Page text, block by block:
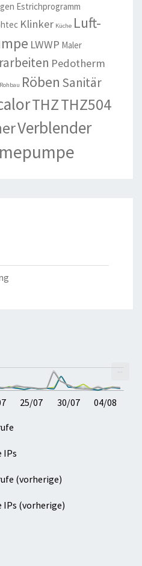
Estrichprogramm
Klinker Küche Luft-
LWWP Maler
Pedotherm
Rohbau Röben Sanitär
THZTHZ504
Verblender
04/08 30/07
25/07 04/08
IPs
(vorherige)
IPs (vorherige)
...